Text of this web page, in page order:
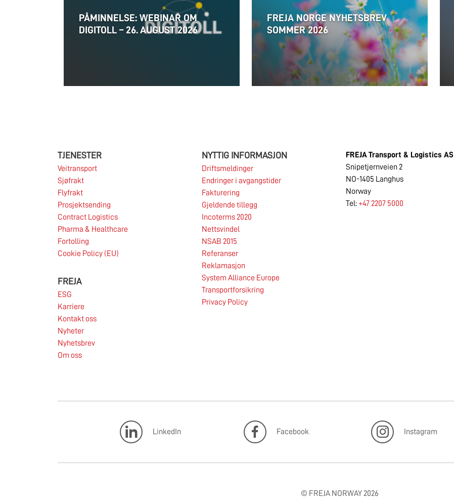
06.08.2026
PÅMINNELSE: WEBINAR OM
DIGITOLL – 26. AUGUST 2026
FREJA NORGE NYHETSBREV
SOMMER 2026
TJENESTER
Veitransport
Sjøfrakt
Flyfrakt
Prosjektsending
Contract Logistics
Pharma & Healthcare
Fortolling
Cookie Policy (EU)
FREJA
ESG
Karriere
Kontakt oss
Nyheter
Nyhetsbrev
Om oss
NYTTIG INFORMASJON
Driftsmeldinger
Endringer i avgangstider
Fakturering
Gjeldende tillegg
Incoterms 2020
Nettsvindel
NSAB 2015
Referanser
Reklamasjon
System Alliance Europe
Transportforsikring
Privacy Policy
FREJATransport & Logistics AS
Snipetjernveien 2
NO-1405 Langhus
Norway
Tel: +47 2207 5000
LinkedIn Facebook Instagram
© FREJA NORWAY 2026